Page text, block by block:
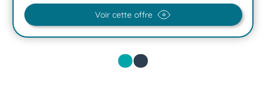
Voir cette offre